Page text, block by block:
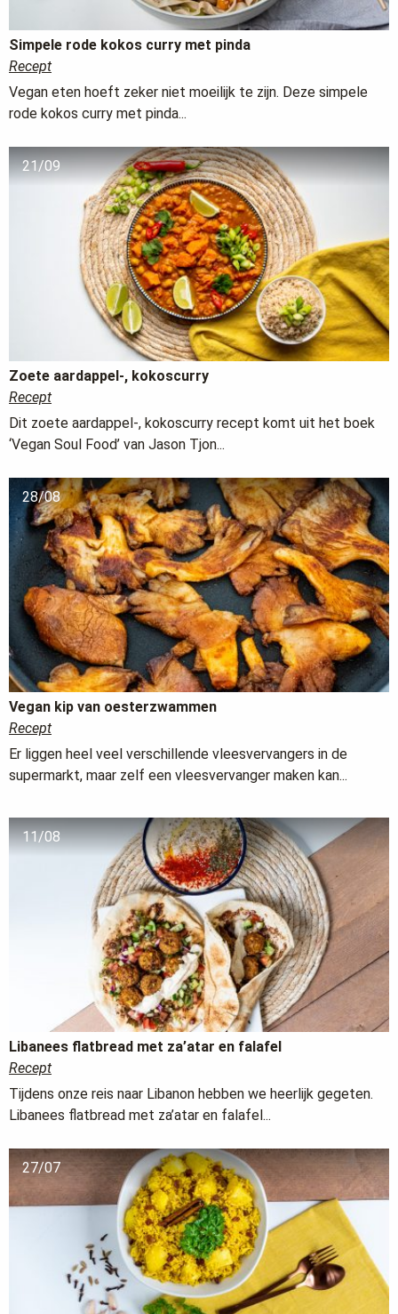
Simpele rode kokos curry met pinda
Recept
Vegan eten hoeft zeker niet moeilijk te zijn. Deze simpele
rode kokos curry met pinda...
21/09
Zoete aardappel-, kokoscurry
Recept
Dit zoete aardappel-, kokoscurry recept komt uit het boek
‘Vegan Soul Food’ van Jason Tjon...
28/08
Vegan kip van oesterzwammen
Recept
Er liggen heel veel verschillende vleesvervangers in de
supermarkt, maar zelf een vleesvervanger maken kan...
11/08
Libanees flatbread met za’atar en falafel
Recept
Tijdens onze reis naar Libanon hebben we heerlijk gegeten.
Libanees flatbread met za’atar en falafel...
27/07